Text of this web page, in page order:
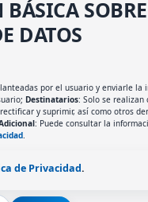
SOBRE
DATOS
por el usuario y enviarle la
Destinatarios: Solo se realizan
y suprimir, así como otros
: Puede consultar la
.
de Privacidad.